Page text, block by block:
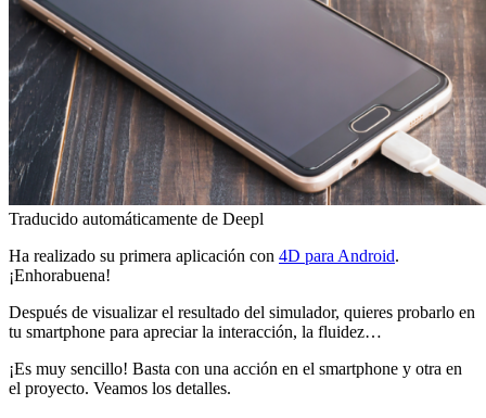
Traducido automáticamente de Deepl
Ha realizado su primera aplicación con 4D para Android.
¡Enhorabuena!
Después de visualizar el resultado del simulador, quieres probarlo en
tu smartphone para apreciar la interacción, la fluidez…
¡Es muy sencillo! Basta con una acción en el smartphone y otra en
el proyecto. Veamos los detalles.